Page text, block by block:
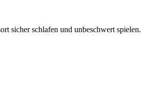
sicher schlafen und unbeschwert spielen.